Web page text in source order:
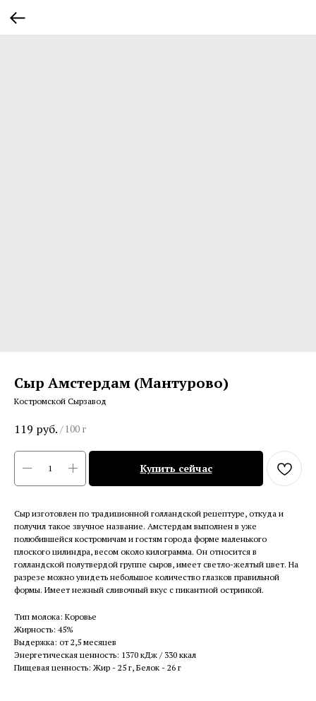
Сыр Амстердам (Мантурово)
Костромской Сырзавод
119 руб. / 100 г
Купить сейчас
Сыр изготовлен по традиционной голландской рецептуре, откуда и
получил такое звучное название. Амстердам выполнен в уже
полюбившейся костромичам и гостям города форме маленького
плоского цилиндра, весом около килограмма. Он относится в
голландской полутвердой группе сыров, имеет светло-желтый цвет. На
разрезе можно увидеть небольшое количество глазков правильной
формы. Имеет нежный сливочный вкус с пикантной остринкой.
Тип молока: Коровье
Жирность: 45%
Выдержка: от 2,5 месяцев
Энергетическая ценность: 1370 кДж / 330 ккал
Пищевая ценность: Жир - 25 г, Белок - 26 г